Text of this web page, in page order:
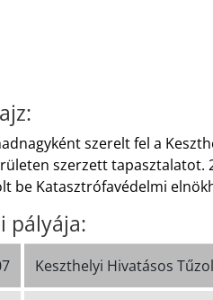
szerelt fel a
szerzett tapasztalatot.
be Katasztrófavédelmi
pályája:
Keszthelyi Hivatásos